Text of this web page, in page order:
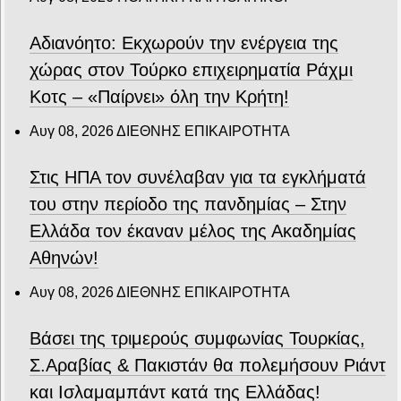
Αδιανόητο: Εκχωρούν την ενέργεια της
χώρας στον Τούρκο επιχειρηματία Ράχμι
Κοτς – «Παίρνει» όλη την Κρήτη!
Αυγ 08, 2026ΔΙΕΘΝΗΣ ΕΠΙΚΑΙΡΟΤΗΤΑ
Στις ΗΠΑ τον συνέλαβαν για τα εγκλήματά
του στην περίοδο της πανδημίας – Στην
Ελλάδα τον έκαναν μέλος της Ακαδημίας
Αθηνών!
Αυγ 08, 2026ΔΙΕΘΝΗΣ ΕΠΙΚΑΙΡΟΤΗΤΑ
Βάσει της τριμερούς συμφωνίας Τουρκίας,
Σ.Αραβίας & Πακιστάν θα πολεμήσουν Ριάντ
και Ισλαμαμπάντ κατά της Ελλάδας!